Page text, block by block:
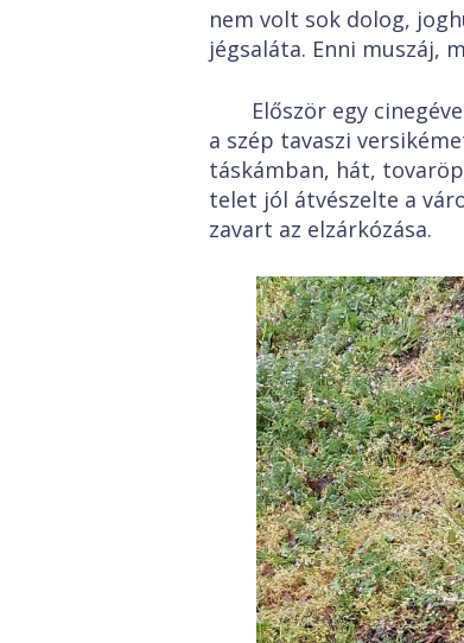
nem volt sok dolog,
jégsaláta. Enni muszáj,
Először egy
a szép tavaszi
táskámban, hát,
telet jól átvészelte a
zavart az elzárkózása.